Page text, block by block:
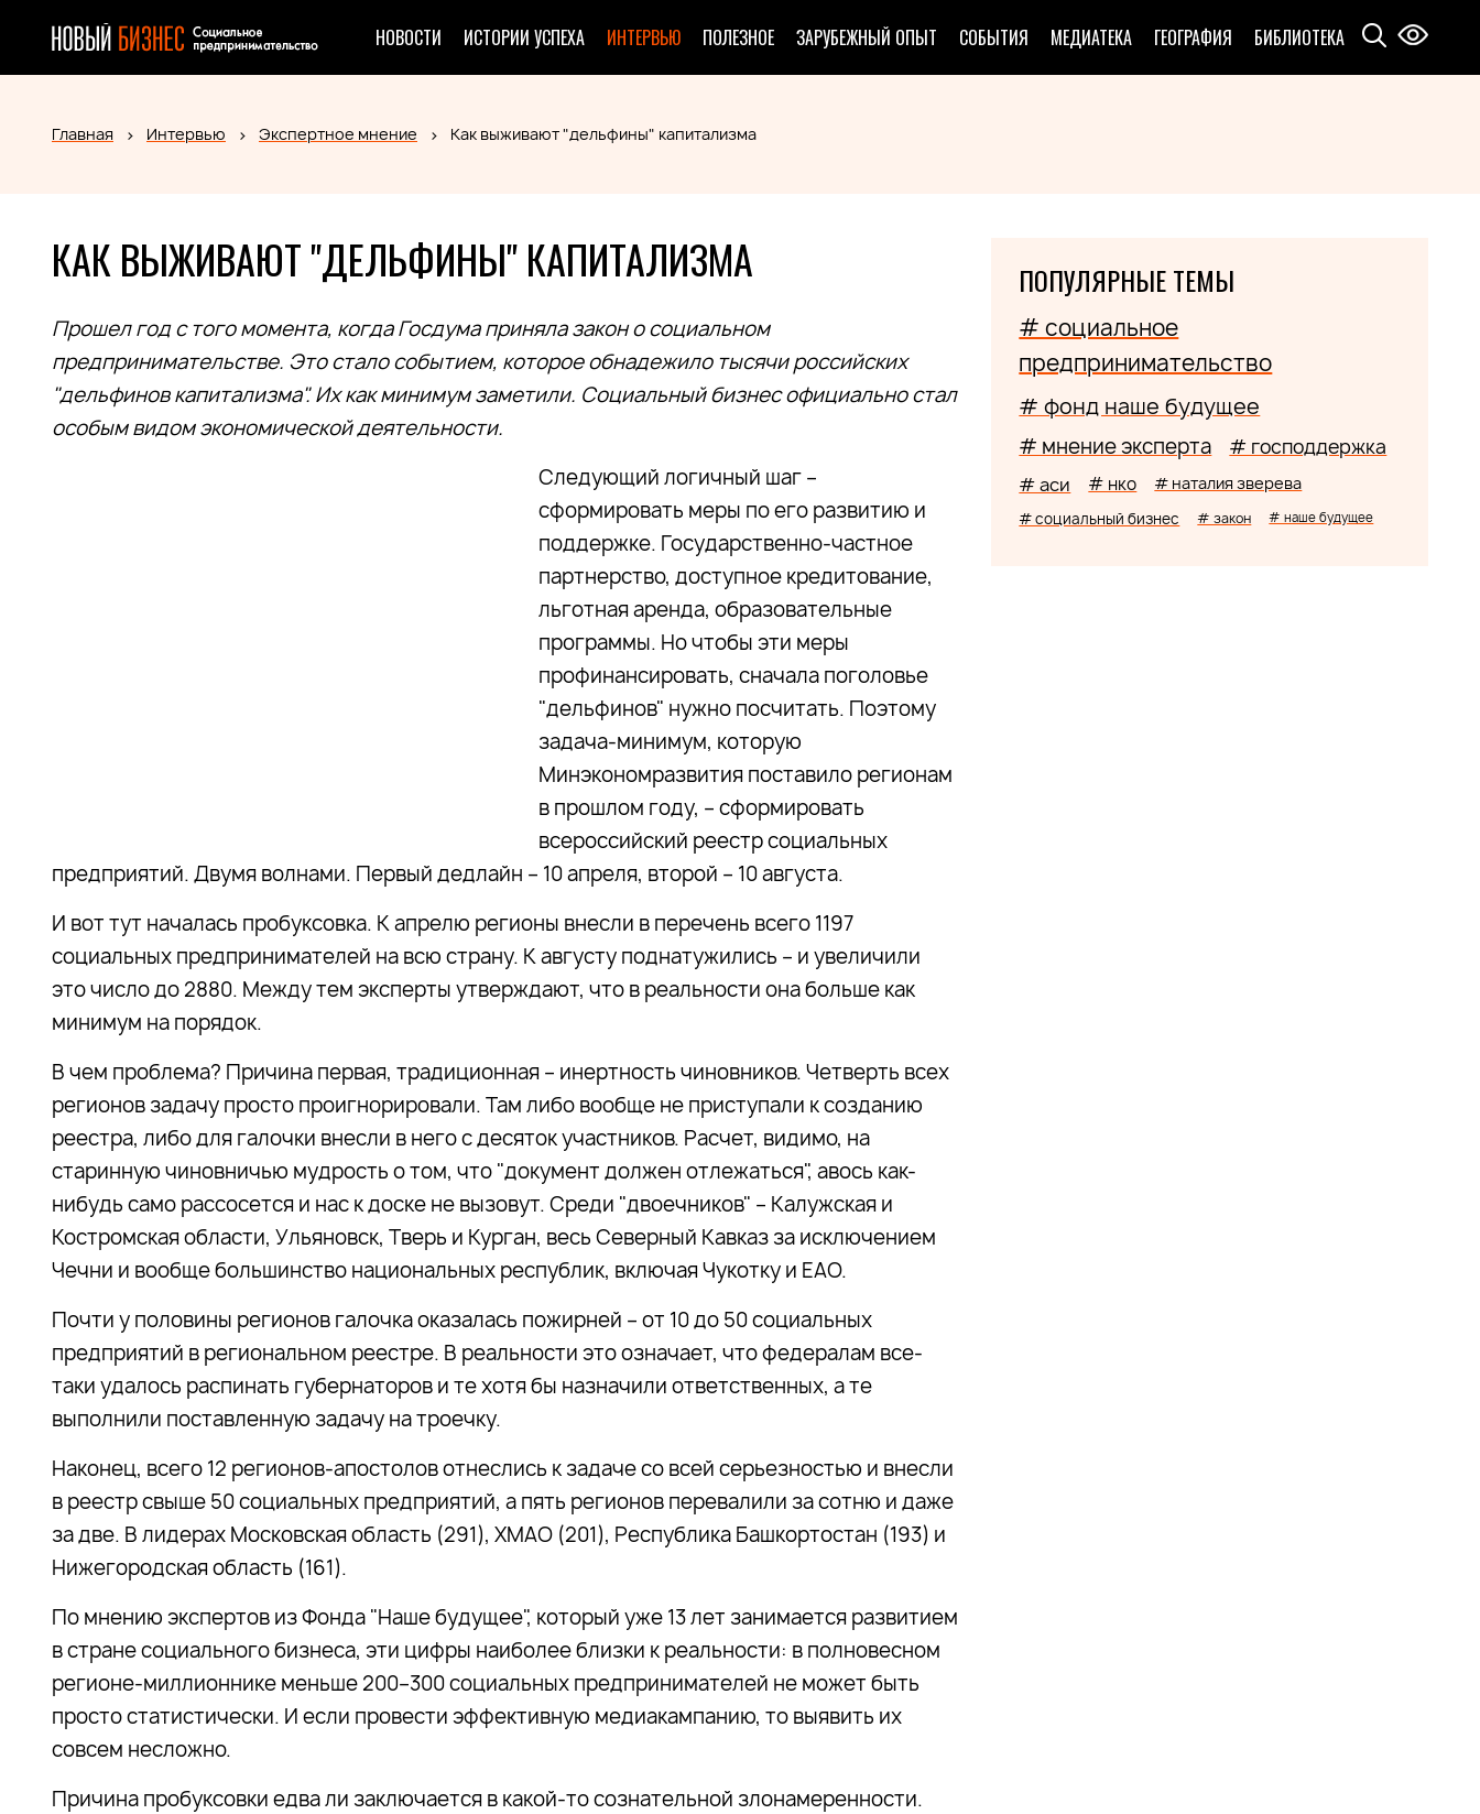
НОВОСТИ ИСТОРИИ УСПЕХА ИНТЕРВЬЮ ПОЛЕЗНОЕ ЗАРУБЕЖНЫЙ ОПЫТ СОБЫТИЯ МЕДИАТЕКА ГЕОГРАФИЯ БИБЛИОТЕКА
Главная Интервью Экспертное мнение Как выживают "дельфины" капитализма
КАК ВЫЖИВАЮТ "ДЕЛЬФИНЫ" КАПИТАЛИЗМА
Прошел год с того момента, когда Госдума приняла закон о социальном
предпринимательстве. Это стало событием, которое обнадежило тысячи российских
"дельфинов капитализма". Их как минимум заметили. Социальный бизнес официально стал
особым видом экономической деятельности.
Следующий логичный шаг –
сформировать меры по его развитию и
поддержке. Государственно-частное
партнерство, доступное кредитование,
льготная аренда, образовательные
программы. Но чтобы эти меры
профинансировать, сначала поголовье
"дельфинов" нужно посчитать. Поэтому
задача-минимум, которую
Минэкономразвития поставило регионам
в прошлом году, – сформировать
всероссийский реестр социальных
предприятий. Двумя волнами. Первый дедлайн – 10 апреля, второй – 10 августа.
И вот тут началась пробуксовка. К апрелю регионы внесли в перечень всего 1197
социальных предпринимателей на всю страну. К августу поднатужились – и увеличили
это число до 2880. Между тем эксперты утверждают, что в реальности она больше как
минимум на порядок.
В чем проблема? Причина первая, традиционная – инертность чиновников. Четверть всех
регионов задачу просто проигнорировали. Там либо вообще не приступали к созданию
реестра, либо для галочки внесли в него с десяток участников. Расчет, видимо, на
старинную чиновничью мудрость о том, что "документ должен отлежаться", авось как-
нибудь само рассосется и нас к доске не вызовут. Среди "двоечников" – Калужская и
Костромская области, Ульяновск, Тверь и Курган, весь Северный Кавказ за исключением
Чечни и вообще большинство национальных республик, включая Чукотку и ЕАО.
Почти у половины регионов галочка оказалась пожирней – от 10 до 50 социальных
предприятий в региональном реестре. В реальности это означает, что федералам все-
таки удалось распинать губернаторов и те хотя бы назначили ответственных, а те
выполнили поставленную задачу на троечку.
Наконец, всего 12 регионов-апостолов отнеслись к задаче со всей серьезностью и внесли
в реестр свыше 50 социальных предприятий, а пять регионов перевалили за сотню и даже
за две. В лидерах Московская область (291), ХМАО (201), Республика Башкортостан (193) и
Нижегородская область (161).
По мнению экспертов из Фонда "Наше будущее", который уже 13 лет занимается развитием
в стране социального бизнеса, эти цифры наиболее близки к реальности: в полновесном
регионе-миллионнике меньше 200–300 социальных предпринимателей не может быть
просто статистически. И если провести эффективную медиакампанию, то выявить их
совсем несложно.
Причина пробуксовки едва ли заключается в какой-то сознательной злонамеренности.
ПОПУЛЯРНЫЕ ТЕМЫ
# социальное
предпринимательство
# фонд наше будущее
# мнение эксперта # господдержка
# аси # нко # наталия зверева
# социальный бизнес # закон # наше будущее